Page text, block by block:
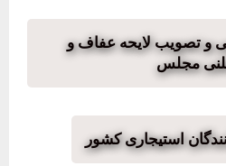
و تصویب لایحه عفاف و
مجلس
استیجاری کشور